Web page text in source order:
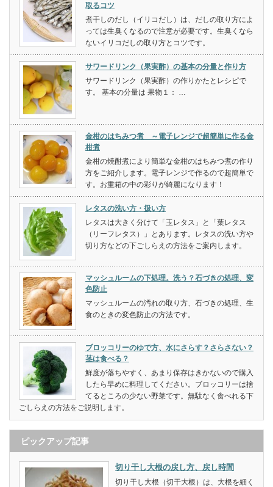
取るコツ
煮干しのだし（イリコだし）は、だしの取り方によ
っては生臭くなるので注意が必要です。生臭くなら
ないイリコだしの取り方とコツです。
サワードリンク（果実酢）の基本の分量と作り方
サワードリンク（果実酢）の作りかたとレシピで
す。 基本の分量は 果物１： …
金柑のはちみつ煮 ～電子レンジで超簡単に作る金
柑煮
金柑の焼酎煮により簡単な金柑のはちみつ煮の作り
方をご紹介します。電子レンジで作るので超簡単で
す。お重箱の中の彩りが綺麗になります！
レタスの洗い方・扱い方
レタスは大きく分けて「玉レタス」と「葉レタス
（リーフレタス）」とあります。レタスの洗い方や
切り方などの下ごしらえの方法をご案内します。
マッシュルームの下処理。洗う？石づきの処理、変
色防止
マッシュルームの汚れの取り方、石づきの処理、生
食のときの変色防止の方法です。
ブロッコリーのゆで方、水にさらす？さらさない？
茎は食べる？
鮮度が落ちやすく、あまり保存はきかないので購入
したら早めに料理してください。ブロッコリーは捨
てるところの少ない野菜です。無駄なく食べれる下
ごしらえの方法をご説明します。
ピックアップ記事
切り干し大根の戻し方、戻し時間
切り干し大根（切干大根）は、大根を細く